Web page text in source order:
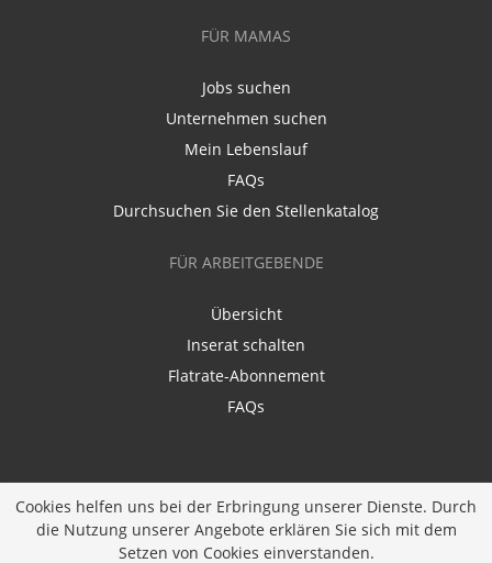
FÜR MAMAS
Jobs suchen
Unternehmen suchen
Mein Lebenslauf
FAQs
Durchsuchen Sie den Stellenkatalog
FÜR ARBEITGEBENDE
Übersicht
Inserat schalten
Flatrate-Abonnement
FAQs
Ein Unternehmen derDiversity Job Group GmbH
Cookies helfen uns bei der Erbringung unserer Dienste. Durch
die Nutzung unserer Angebote erklären Sie sich mit dem
Setzen von Cookies einverstanden.